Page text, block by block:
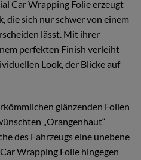
Car Wrapping Folie erzeugt
die sich nur schwer von einem
lässt. Mit ihrer
perfekten Finish verleiht
Look, der Blicke auf
glänzenden Folien
„Orangenhaut“
des Fahrzeugs eine unebene
Wrapping Folie hingegen